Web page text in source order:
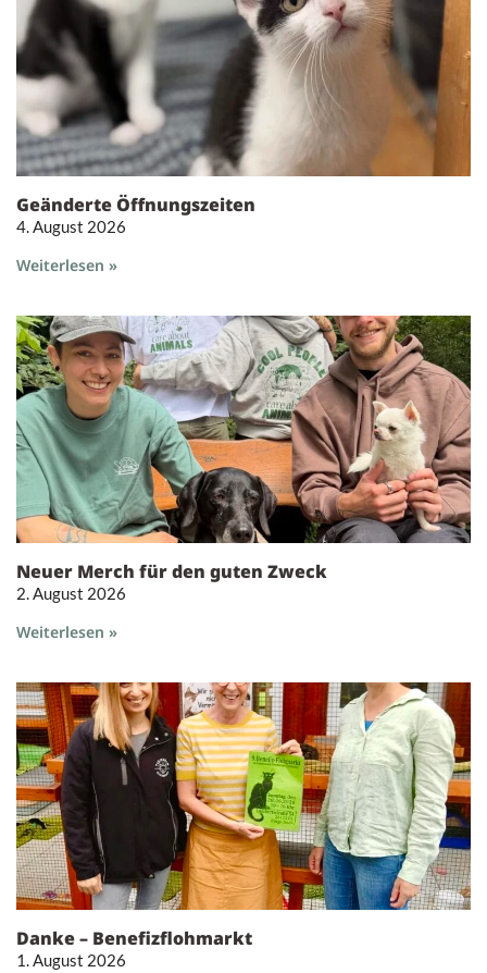
Geänderte Öffnungszeiten
4. August 2026
Weiterlesen »
Neuer Merch für den guten Zweck
2. August 2026
Weiterlesen »
Danke – Benefizflohmarkt
1. August 2026